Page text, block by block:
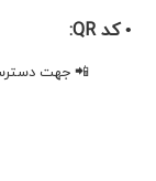
• کد QR:
📲 جهت